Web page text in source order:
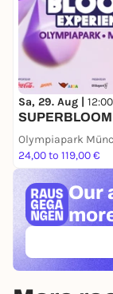
Sa, 29. Aug | 12:00
Olympiapark
24,00 to 119,00 €
Our